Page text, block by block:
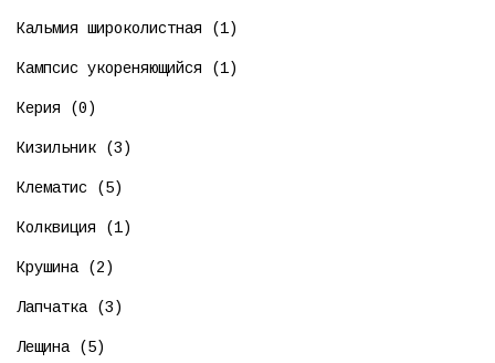
Кальмия широколистная (1)
Кампсис укореняющийся (1)
Керия (0)
Кизильник (3)
Клематис (5)
Колквиция (1)
Крушина (2)
Лапчатка (3)
Лещина (5)